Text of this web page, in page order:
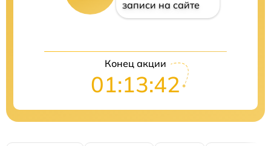
записи на сайте
Конец акции
01:13:41